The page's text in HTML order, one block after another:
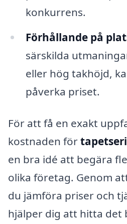
konkurrens.
Förhållande på
särskilda
eller hög takhöjd,
påverka priset.
För att få en exakt
kostnaden för
en bra idé att begära
olika företag. Genom
du jämföra priser och
hjälper dig att hitta det